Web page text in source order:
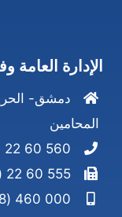
الإدارة العامة
دمشق-
المحامين
560 60 22 (11) 963+ / 9792 (11)
555 60 22 (11) 963+
000 460 (988) 963+